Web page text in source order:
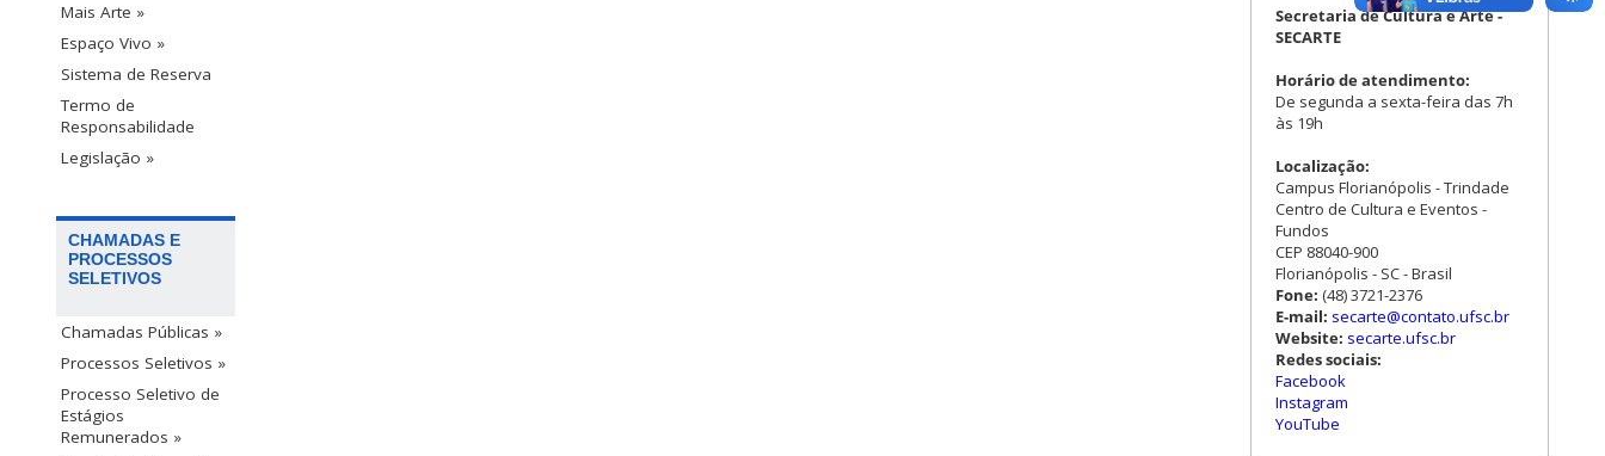
Mais Arte »
Espaço Vivo »
Sistema de Reserva
Termo de
Responsabilidade
Legislação »
CHAMADAS E
PROCESSOS
SELETIVOS
Chamadas Públicas »
Processos Seletivos »
Processo Seletivo de
Estágios
Remunerados »
Secretaria de Cultura e Arte -
SECARTE
Horário de atendimento:
De segunda a sexta-feira das 7h
às 19h
Localização:
Campus Florianópolis - Trindade
Centro de Cultura e Eventos -
Fundos
CEP 88040-900
Florianópolis - SC - Brasil
Fone: (48) 3721-2376
E-mail: secarte@contato.ufsc.br
Website: secarte.ufsc.br
Redes sociais:
Facebook
Instagram
YouTube